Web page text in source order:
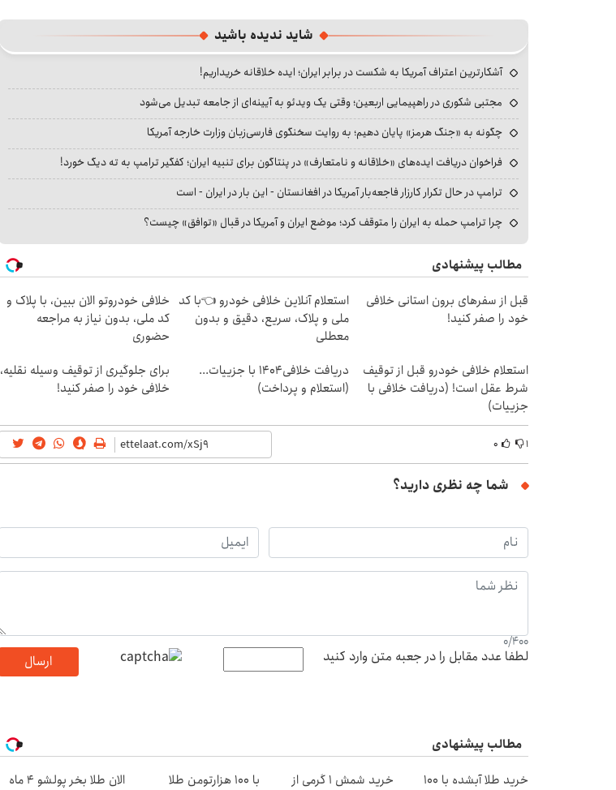
شاید ندیده باشید
آشکارترین اعتراف آمریکا به شکست در برابر ایران؛ ایده خلاقانه خریداریم!
مجتبی شکوری در راهپیمایی اربعین؛ وقتی یک ویدئو به آیینه‌ای از جامعه تبدیل می‌شود
چگونه به «جنگ هرمز» پایان دهیم؛ به روایت سخنگوی فارسی‌زبان وزارت خارجه آمریکا
فراخوان دریافت ایده‌های «خلاقانه و نامتعارف» در پنتاگون برای تنبیه ایران؛ کفگیر ترامپ به ته دیگ خورد!
ترامپ در حال تکرار کارزار فاجعه‌بار آمریکا در افغانستان - این بار در ایران - است
چرا ترامپ حمله به ایران را متوقف کرد؛ موضع ایران و آمریکا در قبال «توافق» چیست؟
مطالب پیشنهادی
قبل از سفرهای برون استانی خلافی
خود را صفر کنید!
استعلام آنلاین خلافی خودرو 👈با کد
ملی و پلاک، سریع، دقیق و بدون
معطلی
خلافی خودروتو الان ببین، با پلاک و
کد ملی، بدون نیاز به مراجعه
حضوری
استعلام خلافی خودرو قبل از توقیف
شرط عقل است! (دریافت خلافی با
جزییات)
دریافت خلافی۱۴۰۴ با جزییات...
(استعلام و پرداخت)
برای جلوگیری از توقیف وسیله نقلیه،
خلافی خود را صفر کنید!
۱ ۰
شما چه نظری دارید؟
0/400
لطفا عدد مقابل را در جعبه متن وارد کنید ارسال
مطالب پیشنهادی
خرید طلا آبشده با 100
خرید شمش 1 گرمی از
با ۱۰۰ هزارتومن طلا
الان طلا بخر پولشو 4 ماه